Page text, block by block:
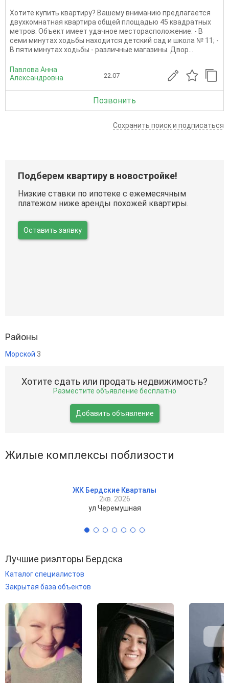
Хотите купить квартиру? Вашему вниманию предлагается
двухкомнатная квартира общей площадью 45 квадратных
метров. Объект имеет удачное месторасположение: - В
семи минутах ходьбы находится детский сад и школа № 11; -
В пяти минутах ходьбы - различные магазины. Двор...
Павлова Анна
Александровна
22.07
Позвонить
Сохранить поиск и подписаться
Подберем квартиру в новостройке!
Низкие ставки по ипотеке с ежемесячным
платежом ниже аренды похожей квартиры.
Оставить заявку
Районы
Морской 3
Хотите сдать или продать недвижимость?
Разместите объявление бесплатно
Добавить объявление
Жилые комплексы поблизости
ЖК Бердские Кварталы
2кв. 2026
ул Черемушная
Лучшие риэлторы Бердска
Каталог специалистов
Закрытая база объектов